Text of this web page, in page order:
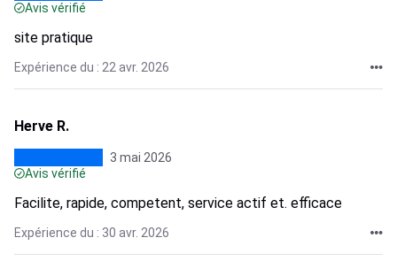
Avis vérifié
site pratique
Expérience du : 22 avr. 2026
Herve R.
3 mai 2026
Avis vérifié
Facilite, rapide, competent, service actif et. efficace
Expérience du : 30 avr. 2026